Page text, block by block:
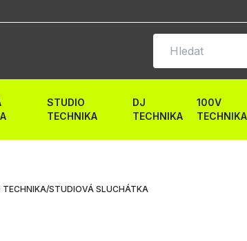
STUDIO
TECHNIKA
DJ
TECHNIKA
100V
TECHNIKA
TECHNIKA/STUDIOVÁ SLUCHÁTKA